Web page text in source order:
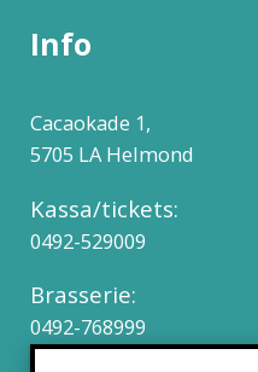
Info
Cacaokade 1,
5705 LA Helmond
Kassa/tickets:
0492-529009
Brasserie:
0492-768999